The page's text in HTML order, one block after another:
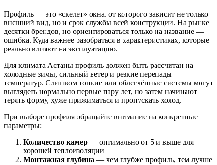
Профиль — это «скелет» окна, от которого зависит не только
внешний вид, но и срок службы всей конструкции. На рынке
десятки брендов, но ориентироваться только на название —
ошибка. Куда важнее разобраться в характеристиках, которые
реально влияют на эксплуатацию.
Для климата Астаны профиль должен быть рассчитан на
холодные зимы, сильный ветер и резкие перепады
температур. Слишком тонкие или облегчённые системы могут
выглядеть нормально первые пару лет, но затем начинают
терять форму, хуже прижиматься и пропускать холод.
При выборе профиля обращайте внимание на конкретные
параметры:
Количество камер — оптимально от 5 и выше для
хорошей теплоизоляции
Монтажная глубина — чем глубже профиль, тем лучше